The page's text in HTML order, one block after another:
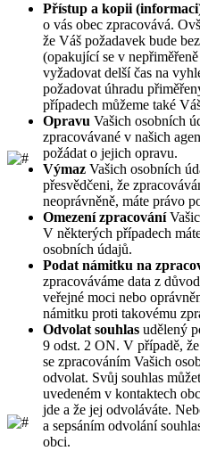
Přístup a kopii
o vás obec zpracovává.
že Váš požadavek bude
(opakující se v
vyžadovat delší čas na
požadovat úhradu
případech můžeme také
Opravu Vašich osobních
zpracovávané v našich
požádat o jejich opravu.
Výmaz Vašich osobních
přesvědčeni, že
neoprávněně, máte právo
Omezení zpracování
V některých případech
osobních údajů.
Podat námitku na
zpracováváme data z
veřejné moci nebo
námitku proti takovému
Odvolat souhlas udělený
9 odst. 2 ON. V případě,
se zpracováním Vašich
odvolat. Svůj souhlas
uvedeném v kontaktech
jde a že jej odvoláváte.
a sepsáním odvolání
obci.